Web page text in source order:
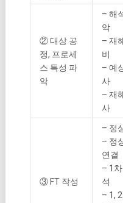
② 대상 공
정, 프로세
스 특성 파
악
– 해
악
– 재
비
– 예
사
– 재
사
③ FT 작성
– 정
– 정
연결
– 1
석
– 1,